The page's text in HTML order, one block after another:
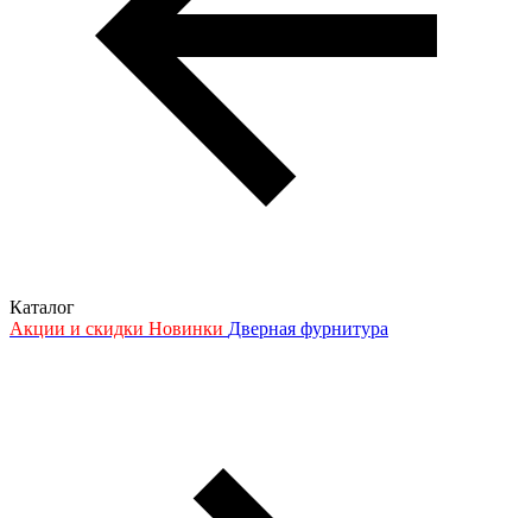
Каталог
Акции и скидки Новинки Дверная фурнитура